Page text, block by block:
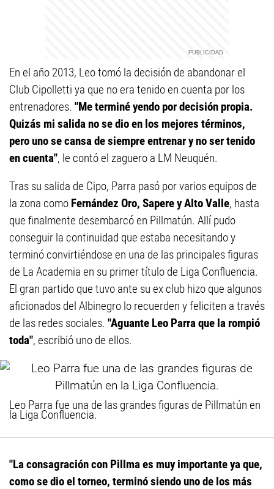
En el año 2013, Leo tomó la decisión de abandonar el
Club Cipolletti ya que no era tenido en cuenta por los
entrenadores. "Me terminé yendo por decisión propia.
Quizás mi salida no se dio en los mejores términos,
pero uno se cansa de siempre entrenar y no ser tenido
en cuenta", le contó el zaguero a LM Neuquén.
Tras su salida de Cipo, Parra pasó por varios equipos de
la zona como Fernández Oro, Sapere y Alto Valle, hasta
que finalmente desembarcó en Pillmatún. Allí pudo
conseguir la continuidad que estaba necesitando y
terminó convirtiéndose en una de las principales figuras
de La Academia en su primer título de Liga Confluencia.
El gran partido que tuvo ante su ex club hizo que algunos
aficionados del Albinegro lo recuerden y feliciten a través
de las redes sociales. "Aguante Leo Parra que la rompió
toda", escribió uno de ellos.
Leo Parra fue una de las grandes figuras de Pillmatún en
la Liga Confluencia.
"La consagración con Pillma es muy importante ya que,
como se dio el torneo, terminó siendo uno de los más